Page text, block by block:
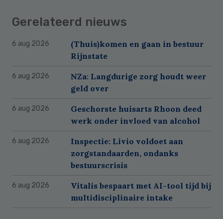
Gerelateerd nieuws
6 aug 2026
(Thuis)komen en gaan in bestuur
Rijnstate
6 aug 2026
NZa: Langdurige zorg houdt weer
geld over
6 aug 2026
Geschorste huisarts Rhoon deed
werk onder invloed van alcohol
6 aug 2026
Inspectie: Livio voldoet aan
zorgstandaarden, ondanks
bestuurscrisis
6 aug 2026
Vitalis bespaart met AI-tool tijd bij
multidisciplinaire intake